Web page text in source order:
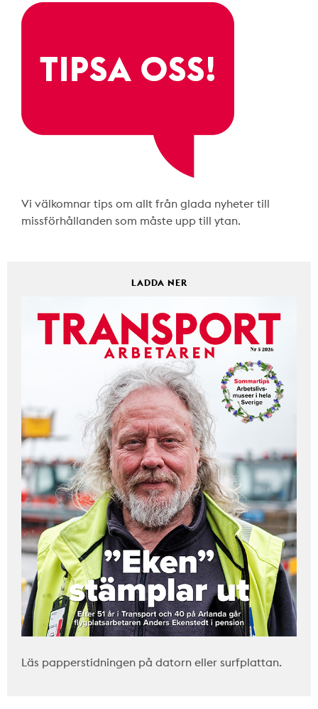
Vi välkomnar tips om allt från glada nyheter till
missförhållanden som måste upp till ytan.
LADDA NER
Läs papperstidningen på datorn eller surfplattan.